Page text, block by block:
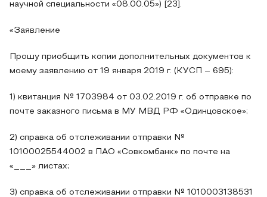
научной специальности «08.00.05») [23].
«Заявление
Прошу приобщить копии дополнительных документов к
моему заявлению от 19 января 2019 г. (КУСП – 695):
1) квитанция № 1703984 от 03.02.2019 г. об отправке по
почте заказного письма в МУ МВД РФ «Одинцовское»;
2) справка об отслеживании отправки №
10100025544002 в ПАО «Совкомбанк» по почте на
«___» листах;
3) справка об отслеживании отправки № 1010003138531